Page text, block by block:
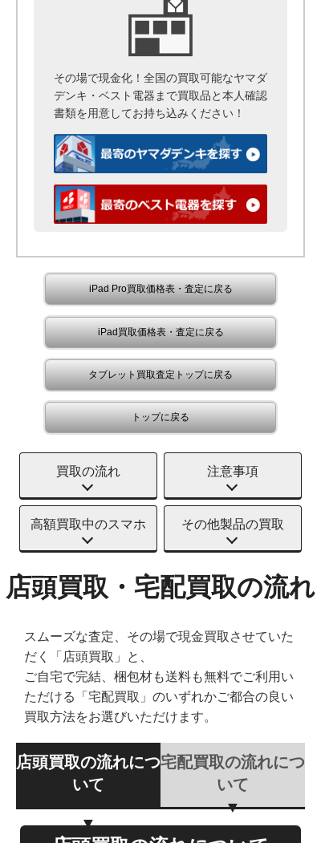
その場で現金化！全国の買取可能なヤマダ
デンキ・ベスト電器まで買取品と本人確認
書類を用意してお持ち込みください！
iPad Pro買取価格表・査定に戻る
iPad買取価格表・査定に戻る
タブレット買取査定トップに戻る
トップに戻る
買取の流れ 注意事項
高額買取中のスマホ その他製品の買取
店頭買取・宅配買取の流れ
スムーズな査定、その場で現金買取させていた
だく「店頭買取」と、
ご自宅で完結、梱包材も送料も無料でご利用い
ただける「宅配買取」のいずれかご都合の良い
買取方法をお選びいただけます。
店頭買取の流れにつ
いて
宅配買取の流れにつ
いて